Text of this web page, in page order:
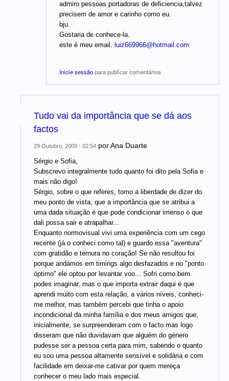
admiro pessoas portadoras de deficiencia,talvez
precisem de amor e carinho como eu.
bju.
Gostaria de conhece-la.
este é meu email. luiz669966@hotmail.com
Inicie sessãopara publicar comentários
Tudo vai da importância que se dá aos
factos
29 Outubro, 2009 - 02:54 porAna Duarte
Sérgio e Sofia,
Subscrevo integralmente tudo quanto foi dito pela Sofia e
mais não digo!
Sérgio, sobre o que referes, tomo a liberdade de dizer do
meu ponto de vista, que a importância que se atribui a
uma dada situação é que pode condicionar imenso o que
dali possa sair e atrapalhar...
Enquanto normovisual vivi uma experiência com um cego
recente (já o conheci como tal) e guardo essa "aventura"
com gratidão e ternura no coração! Se não resultou foi
porque andámos em timings algo desfazados e no "ponto
óptimo" ele optou por levantar voo... Sofri como bem
podes imaginar, mas o que importa extrair daqui é que
aprendi muito com esta relação, a vários níveis, conheci-
me melhor, mas também percebi que tinha o apoio
incondicional da minha família e dos meus amigos que,
inicialmente, se surpreenderam com o facto mas logo
disseram que não duvidavam que alguém do género
pudesse ser a pessoa certa para mim, sabendo o quanto
eu sou uma pessoa altamente sensível e solidária e com
facilidade em deixar-me cativar por quem mereça
conhecer o meu lado mais especial.